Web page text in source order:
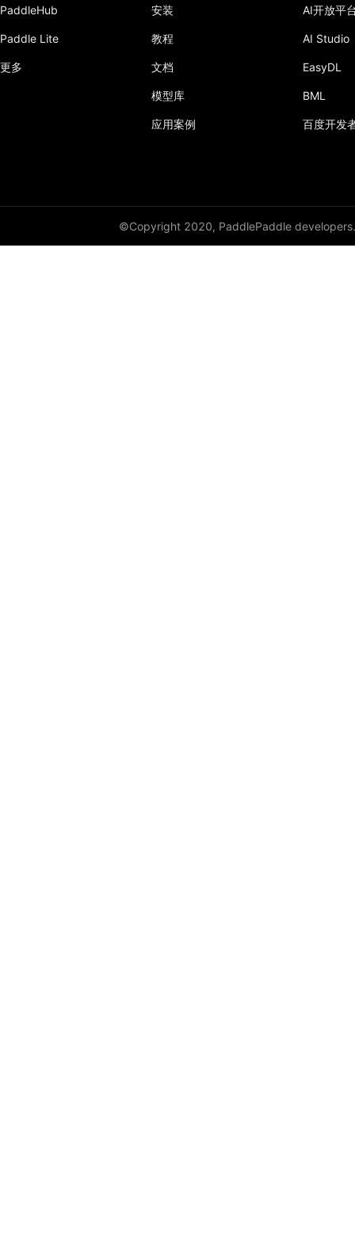
PaddleHub
Paddle Lite
更多
安装
教程
文档
模型库
应用案例
AI开放平
AI Studio
EasyDL
BML
百度开发
©Copyright 2020, PaddlePaddle developers.